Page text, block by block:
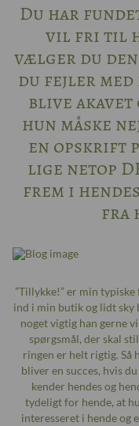
Du har
vil fri til
vælger du
du fejler
blive
hun måske
en opskrift
lige netop
frem i
fra
”Tillykke!” er min
ind i min butik og lidt sky
noget vigtig han gerne
spørgsmål, der skal
ringen er helt rigtig. Så
bliver en succes, hvis
kender hendes og
tydeligt for hende, at
interesseret i hende og